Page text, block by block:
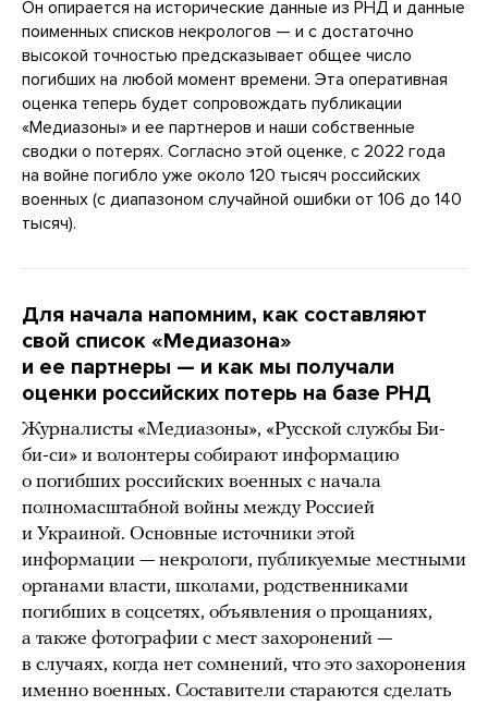
Он опирается на исторические данные из РНД и данные
поименных списков некрологов — и с достаточно
высокой точностью предсказывает общее число
погибших на любой момент времени. Эта оперативная
оценка теперь будет сопровождать публикации
«Медиазоны» и ее партнеров и наши собственные
сводки о потерях. Согласно этой оценке, с 2022 года
на войне погибло уже около 120 тысяч российских
военных (с диапазоном случайной ошибки от 106 до 140
тысяч).
Для начала напомним, как составляют
свой список «Медиазона»
и ее партнеры — и как мы получали
оценки российских потерь на базе РНД
Журналисты «Медиазоны», «Русской службы Би-
би-си» и волонтеры собирают информацию
о погибших российских военных с начала
полномасштабной войны между Россией
и Украиной. Основные источники этой
информации — некрологи, публикуемые местными
органами власти, школами, родственниками
погибших в соцсетях, объявления о прощаниях,
а также фотографии с мест захоронений —
в случаях, когда нет сомнений, что это захоронения
именно военных. Составители стараются сделать